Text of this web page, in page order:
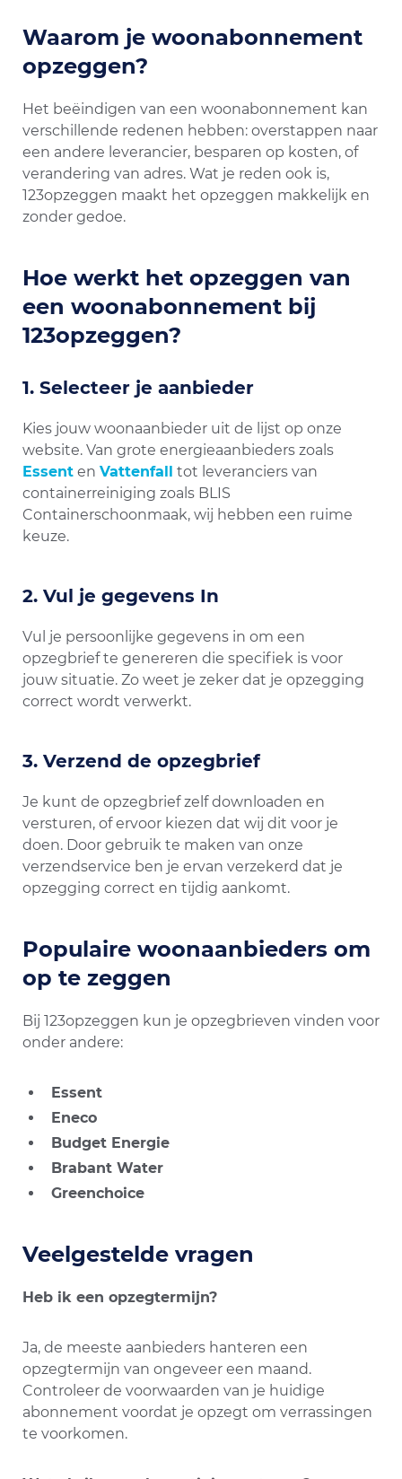
Waarom je woonabonnement
opzeggen?
Het beëindigen van een woonabonnement kan
verschillende redenen hebben: overstappen naar
een andere leverancier, besparen op kosten, of
verandering van adres. Wat je reden ook is,
123opzeggen maakt het opzeggen makkelijk en
zonder gedoe.
Hoe werkt het opzeggen van
een woonabonnement bij
123opzeggen?
1. Selecteer je aanbieder
Kies jouw woonaanbieder uit de lijst op onze
website. Van grote energieaanbieders zoals
Essent en Vattenfall tot leveranciers van
containerreiniging zoals BLIS
Containerschoonmaak, wij hebben een ruime
keuze.
2. Vul je gegevens In
Vul je persoonlijke gegevens in om een
opzegbrief te genereren die specifiek is voor
jouw situatie. Zo weet je zeker dat je opzegging
correct wordt verwerkt.
3. Verzend de opzegbrief
Je kunt de opzegbrief zelf downloaden en
versturen, of ervoor kiezen dat wij dit voor je
doen. Door gebruik te maken van onze
verzendservice ben je ervan verzekerd dat je
opzegging correct en tijdig aankomt.
Populaire woonaanbieders om
op te zeggen
Bij 123opzeggen kun je opzegbrieven vinden voor
onder andere:
Essent
Eneco
Budget Energie
Brabant Water
Greenchoice
Veelgestelde vragen
Heb ik een opzegtermijn?
Ja, de meeste aanbieders hanteren een
opzegtermijn van ongeveer een maand.
Controleer de voorwaarden van je huidige
abonnement voordat je opzegt om verrassingen
te voorkomen.